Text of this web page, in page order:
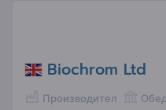
Biochrom Ltd
Производител